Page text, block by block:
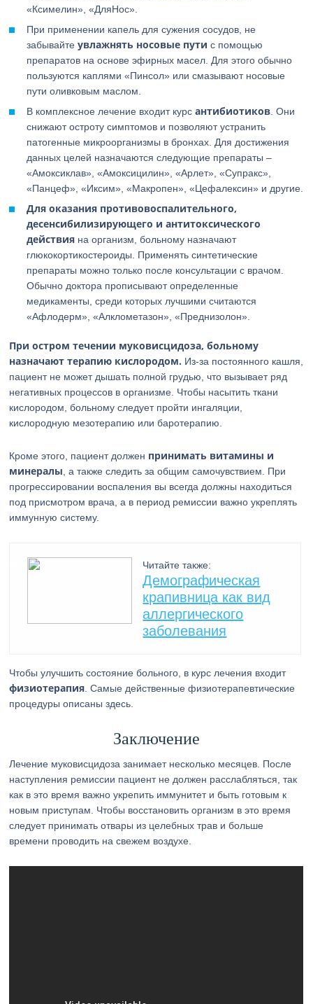
«Ксимелин», «ДляНос».
При применении капель для сужения сосудов, не
забывайтеувлажнять носовые пути с помощью
препаратов на основе эфирных масел. Для этого обычно
пользуются каплями «Пинсол» или смазывают носовые
пути оливковым маслом.
В комплексное лечение входит курсантибиотиков . Они
снижают остроту симптомов и позволяют устранить
патогенные микроорганизмы в бронхах. Для достижения
данных целей назначаются следующие препараты –
«Амоксиклав», «Амоксицилин», «Арлет», «Супракс»,
«Панцеф», «Иксим», «Макропен», «Цефалексин» и другие.
Для оказания противовоспалительного,
десенсибилизирующего и антитоксического
действия на организм, больному назначают
глюкокортикостероиды. Применять синтетические
препараты можно только после консультации с врачом.
Обычно доктора прописывают определенные
медикаменты, среди которых лучшими считаются
«Афлодерм», «Алклометазон», «Преднизолон».
При остром течении муковисцидоза, больному
назначают терапию кислородом. Из-за постоянного кашля,
пациент не может дышать полной грудью, что вызывает ряд
негативных процессов в организме. Чтобы насытить ткани
кислородом, больному следует пройти ингаляции,
кислородную мезотерапию или баротерапию.
Кроме этого, пациент должен принимать витамины и
минералы , а также следить за общим самочувствием. При
прогрессировании воспаления вы всегда должны находиться
под присмотром врача, а в период ремиссии важно укреплять
иммунную систему.
Читайте также:
Демографическая
крапивница как вид
аллергического
заболевания
Чтобы улучшить состояние больного, в курс лечения входит
физиотерапия . Самые действенные физиотерапевтические
процедуры описаны здесь.
Заключение
Лечение муковисцидоза занимает несколько месяцев. После
наступления ремиссии пациент не должен расслабляться, так
как в это время важно укрепить иммунитет и быть готовым к
новым приступам. Чтобы восстановить организм в это время
следует принимать отвары из целебных трав и больше
времени проводить на свежем воздухе.